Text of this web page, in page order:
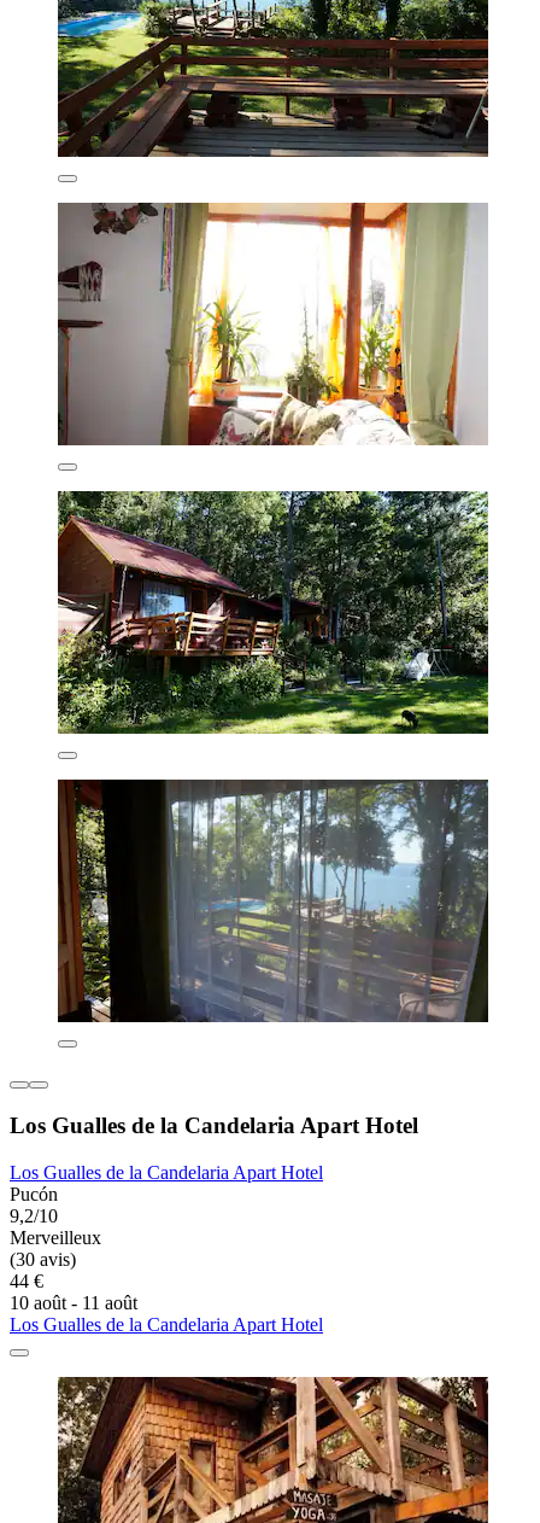
Los Gualles de la Candelaria Apart Hotel
Los Gualles de la Candelaria Apart Hotel
Pucón
9,2/10
Merveilleux
(30 avis)
44 €
10 août - 11 août
Los Gualles de la Candelaria Apart Hotel